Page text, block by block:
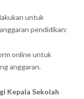
untuk
pendidikan:
online untuk
anggaran.
Kepala Sekolah